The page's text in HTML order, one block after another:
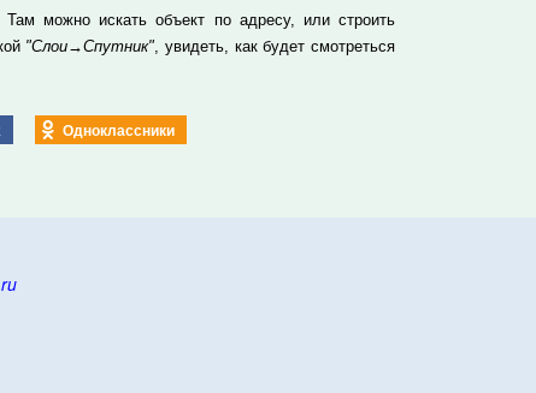
можно искать объект по адресу, или строить
"Слои→Спутник", увидеть, как будет смотреться
Одноклассники